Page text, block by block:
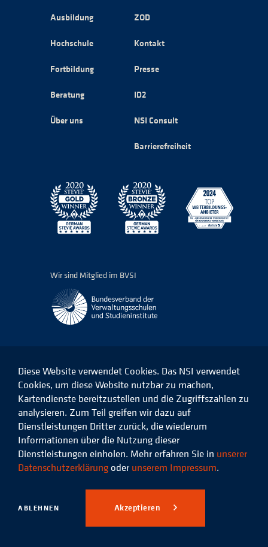
Ausbildung
Hochschule
Fortbildung
Beratung
Über uns
ZOD
Kontakt
Presse
ID2
NSI Consult
Barrierefreiheit
Wir sind Mitglied im BVSI
Das
NSI
Facebook
Das
NSI
auf
LinkedIn
Das
NSI
auf
Instagram
Das
Xing
© 2026 Niedersächsisches
Studieninstitut für kommunale
Verwaltung e.V.
Datenschutz Impressum
Diese Website verwendet Cookies. Das NSI verwendet
Cookies, um diese Website nutzbar zu machen,
Kartendienste bereitzustellen und die Zugriffszahlen zu
analysieren. Zum Teil greifen wir dazu auf
Dienstleistungen Dritter zurück, die wiederum
Informationen über die Nutzung dieser
Dienstleistungen einholen. Mehr erfahren Sie in unserer
Datenschutzerklärung oder unserem Impressum.
ABLEHNEN Akzeptieren